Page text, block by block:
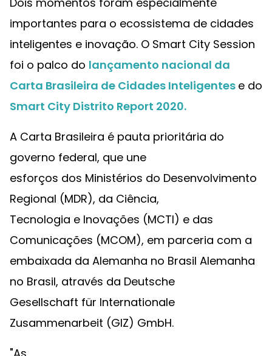
importantes para o ecossistema de cidades
inteligentes e inovação. O Smart City Session
foi o palco do lançamento nacional da
Carta Brasileira de Cidades Inteligentes e do
Smart City Distrito Report 2020.
A Carta Brasileira é pauta prioritária do
governo federal, que une
esforços dos Ministérios do Desenvolvimento
Regional (MDR), da Ciência,
Tecnologia e Inovações (MCTI) e das
Comunicações (MCOM), em parceria com a
embaixada da Alemanha no Brasil Alemanha
no Brasil, através da Deutsche
Gesellschaft für Internationale
Zusammenarbeit (GIZ) GmbH.